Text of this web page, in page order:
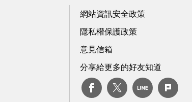
網站資訊安全政策
隱私權保護政策
意見信箱
分享給更多的好友知道